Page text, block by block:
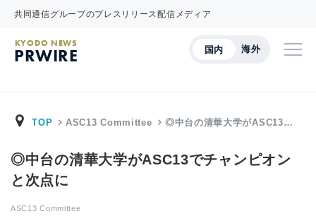
共同通信グループのプレスリリース配信メディア
国内 海外
KYODO NEWS
PRWIRE
TOP ASC13 Committee ◎中台の清華大学がASC13…
◎中台の清華大学がASC13でチャンピオン
と次点に
ASC13 Committee